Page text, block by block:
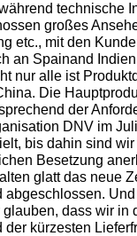
technische
großes
etc., mit den
an Spainand
nur alle ist
Die
der
DNV im
bis dahin sind
Besetzung
glatt das neue
abgeschlossen.
glauben, dass wir in
der kürzesten